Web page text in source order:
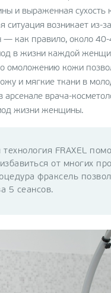
и выраженная сухость
возникает из-
как правило, около
в жизни каждой
омоложению кожи
и мягкие ткани в
врача-
жизни женщины.
FRAXEL
от многих
фраксель
5 сеансов.